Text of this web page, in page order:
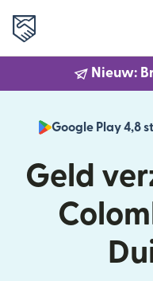
Nieuw:
Google Play 4,8
Geld